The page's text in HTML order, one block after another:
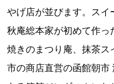
やげ店が並びます。スイ
秋庵総本家が初めて作っ
焼きのまつり庵、抹茶
市の商店直営の函館朝市